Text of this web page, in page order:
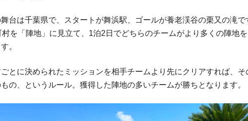
台は千葉県で、スタートが舞浜駅、ゴールが養老渓谷の栗又の滝で
村を「陣地」に見立て、1泊2日でどちらのチームがより多くの陣地
。
とに決められたミッションを相手チームより先にクリアすれば、そ
の、というルール。獲得した陣地の多いチームが勝ちとなります。